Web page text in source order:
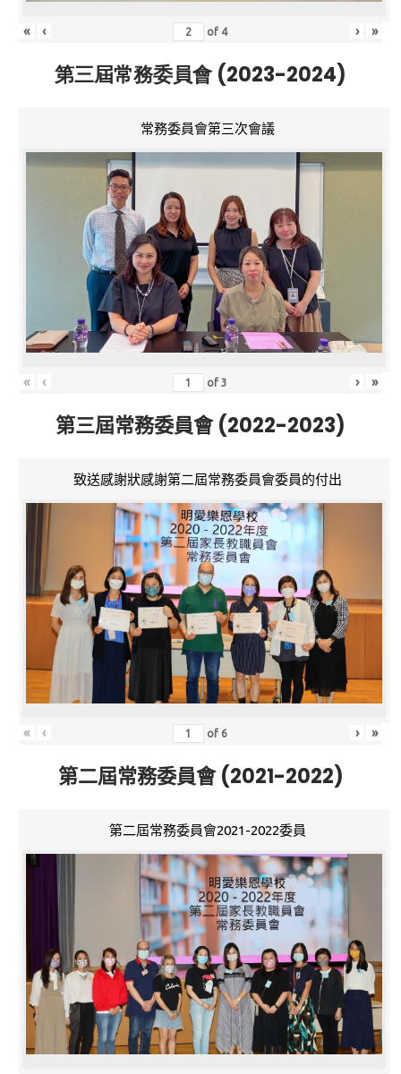
« ‹ of 4 › »
第三屆常務委員會 (2023-2024)
常務委員會第三次會議
« ‹ of3 › »
第三屆常務委員會 (2022-2023)
致送感謝狀感謝第二屆常務委員會委員的付出
« ‹ of 6 › »
第二屆常務委員會 (2021-2022)
第二屆常務委員會2021-2022委員